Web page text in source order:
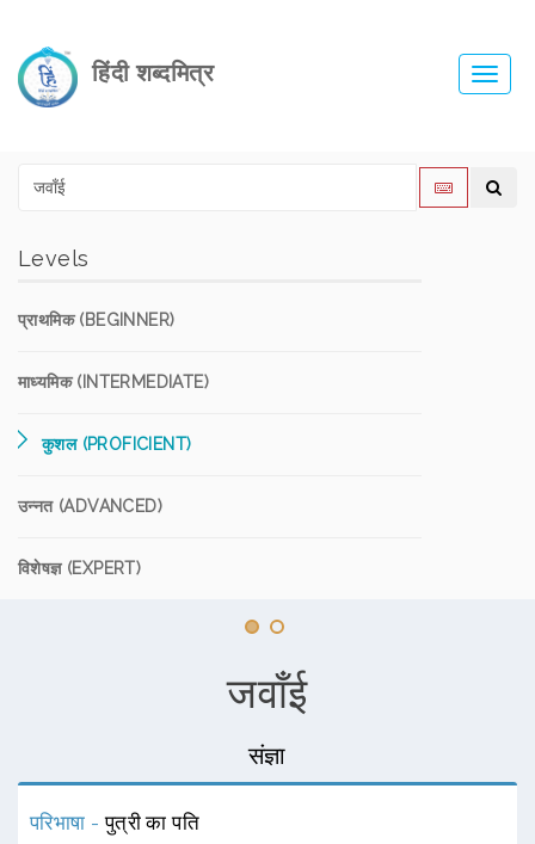
हिंदी शब्दमित्र
Levels
प्राथमिक (BEGINNER)
माध्यमिक (INTERMEDIATE)
कुशल (PROFICIENT)
उन्नत (ADVANCED)
विशेषज्ञ (EXPERT)
जवाँई
संज्ञा
परिभाषा -पुत्री का पति